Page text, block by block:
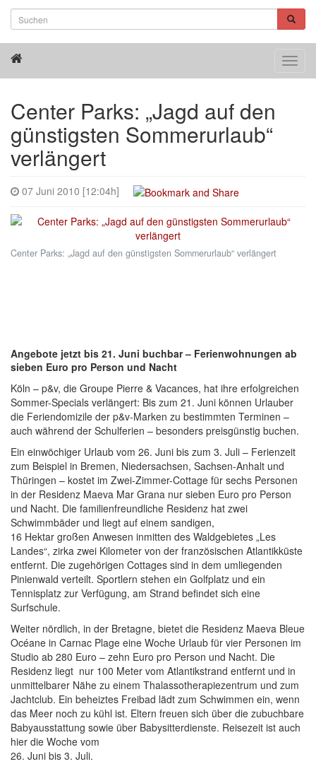
Center Parks: „Jagd auf den
günstigsten Sommerurlaub“
verlängert
07 Juni 2010 [12:04h]
Center Parks: „Jagd auf den günstigsten Sommerurlaub“ verlängert
Angebote jetzt bis 21. Juni buchbar – Ferienwohnungen ab
sieben Euro pro Person und Nacht
Köln – p&v, die Groupe Pierre & Vacances, hat ihre erfolgreichen
Sommer-Specials verlängert: Bis zum 21. Juni können Urlauber
die Feriendomizile der p&v-Marken zu bestimmten Terminen –
auch während der Schulferien – besonders preisgünstig buchen.
Ein einwöchiger Urlaub vom 26. Juni bis zum 3. Juli – Ferienzeit
zum Beispiel in Bremen, Niedersachsen, Sachsen-Anhalt und
Thüringen – kostet im Zwei-Zimmer-Cottage für sechs Personen
in der Residenz Maeva Mar Grana nur sieben Euro pro Person
und Nacht. Die familienfreundliche Residenz hat zwei
Schwimmbäder und liegt auf einem sandigen,
16 Hektar großen Anwesen inmitten des Waldgebietes „Les
Landes“, zirka zwei Kilometer von der französischen Atlantikküste
entfernt. Die zugehörigen Cottages sind in dem umliegenden
Pinienwald verteilt. Sportlern stehen ein Golfplatz und ein
Tennisplatz zur Verfügung, am Strand befindet sich eine
Surfschule.
Weiter nördlich, in der Bretagne, bietet die Residenz Maeva Bleue
Océane in Carnac Plage eine Woche Urlaub für vier Personen im
Studio ab 280 Euro – zehn Euro pro Person und Nacht. Die
Residenz liegt nur 100 Meter vom Atlantikstrand entfernt und in
unmittelbarer Nähe zu einem Thalassotherapiezentrum und zum
Jachtclub. Ein beheiztes Freibad lädt zum Schwimmen ein, wenn
das Meer noch zu kühl ist. Eltern freuen sich über die zubuchbare
Babyausstattung sowie über Babysitterdienste. Reisezeit ist auch
hier die Woche vom
26. Juni bis 3. Juli.